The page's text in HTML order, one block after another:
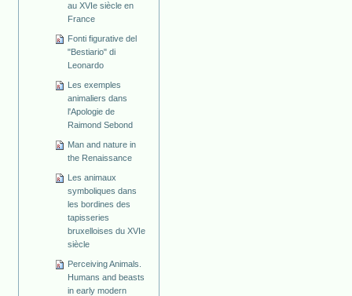
au XVIe siècle en
France
Fonti figurative del
"Bestiario" di
Leonardo
Les exemples
animaliers dans
l'Apologie de
Raimond Sebond
Man and nature in
the Renaissance
Les animaux
symboliques dans
les bordines des
tapisseries
bruxelloises du XVIe
siècle
Perceiving Animals.
Humans and beasts
in early modern